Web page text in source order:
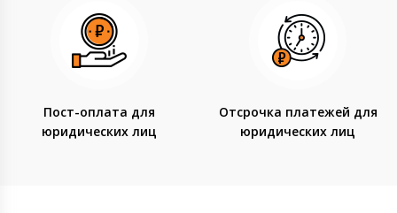
Пост-оплата для
юридических лиц
Отсрочка платежей для
юридических лиц